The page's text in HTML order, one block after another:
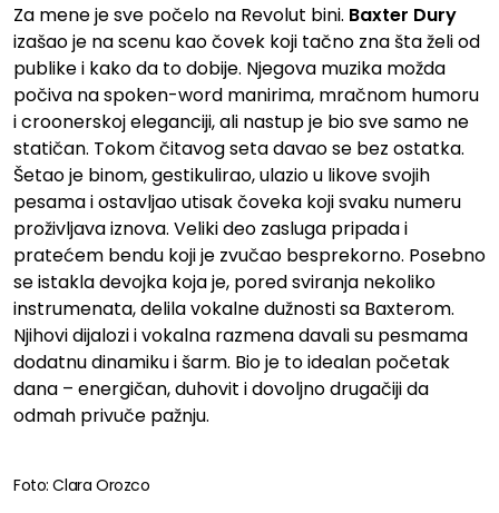
Za mene je sve počelo na Revolut bini. Baxter Dury
izašao je na scenu kao čovek koji tačno zna šta želi od
publike i kako da to dobije. Njegova muzika možda
počiva na spoken-word manirima, mračnom humoru
i croonerskoj eleganciji, ali nastup je bio sve samo ne
statičan. Tokom čitavog seta davao se bez ostatka.
Šetao je binom, gestikulirao, ulazio u likove svojih
pesama i ostavljao utisak čoveka koji svaku numeru
proživljava iznova. Veliki deo zasluga pripada i
pratećem bendu koji je zvučao besprekorno. Posebno
se istakla devojka koja je, pored sviranja nekoliko
instrumenata, delila vokalne dužnosti sa Baxterom.
Njihovi dijalozi i vokalna razmena davali su pesmama
dodatnu dinamiku i šarm. Bio je to idealan početak
dana – energičan, duhovit i dovoljno drugačiji da
odmah privuče pažnju.
Foto: Clara Orozco